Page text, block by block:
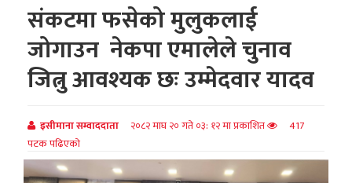
संकटमा फसेको मुलुकलाई
जोगाउन नेकपा एमालेले चुनाव
जित्नु आवश्यक छः उम्मेदवार यादव
इसीमाना सम्वाददाता २०८२ माघ २० गते ०३: १२ मा प्रकाशित
417
पटक पढिएको